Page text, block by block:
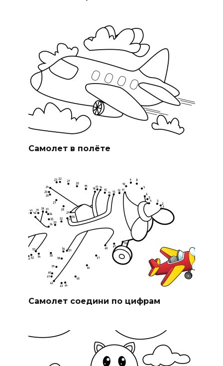
Самолет в полёте
Самолет соедини по цифрам